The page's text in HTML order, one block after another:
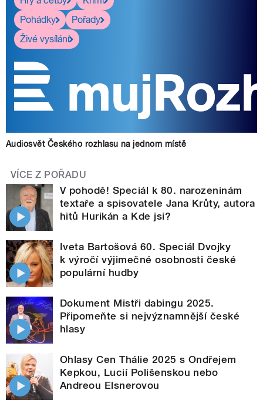
Pohádky
Pořady
Živé vysílání
Audiosvět Českého rozhlasu na jednom místě
VÍCE Z POŘADU
V pohodě! Speciál k 80. narozeninám
textaře a spisovatele Jana Krůty, autora
hitů Hurikán a Kde jsi?
Iveta Bartošová 60. Speciál Dvojky
k výročí výjimečné osobnosti české
populární hudby
Dokument Mistři dabingu 2025.
Připomeňte si nejvýznamnější české
hlasy
Ohlasy Cen Thálie 2025 s Ondřejem
Kepkou, Lucií Polišenskou nebo
Andreou Elsnerovou